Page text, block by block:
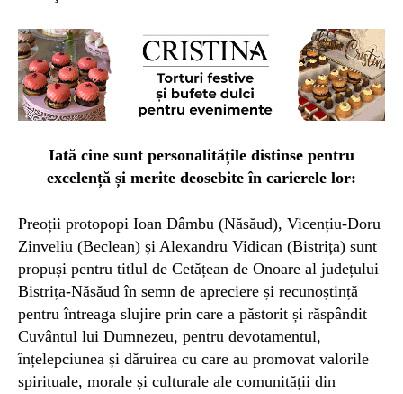
Iată cine sunt personalitățile distinse pentru
excelență și merite deosebite în carierele lor:
Preoții protopopi Ioan Dâmbu (Năsăud), Vicențiu-Doru
Zinveliu (Beclean) și Alexandru Vidican (Bistrița) sunt
propuși pentru titlul de Cetățean de Onoare al județului
Bistrița-Năsăud în semn de apreciere și recunoștință
pentru întreaga slujire prin care a păstorit și răspândit
Cuvântul lui Dumnezeu, pentru devotamentul,
înțelepciunea și dăruirea cu care au promovat valorile
spirituale, morale și culturale ale comunității din